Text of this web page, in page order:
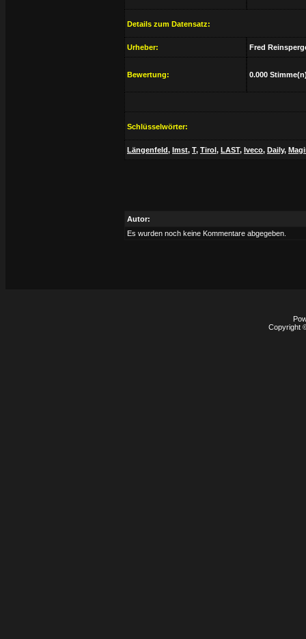
Details zum Datensatz:
Urheber: Fred
Bewertung: 0.000
Schlüsselwörter:
Längenfeld, Imst, T, Tirol, LAST, Iveco, Daily,
Autor:
Es wurden noch keine Kommentare abgegeben.
Copyright